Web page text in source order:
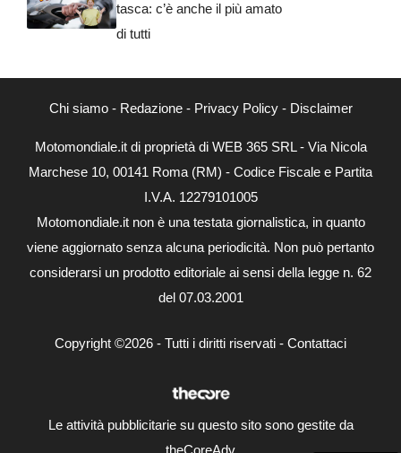
tasca: c’è anche il più amato
di tutti
Chi siamo- Redazione- Privacy Policy- Disclaimer
Motomondiale.it di proprietà di WEB 365 SRL - Via Nicola
Marchese 10, 00141 Roma (RM) - Codice Fiscale e Partita
I.V.A. 12279101005
Motomondiale.it non è una testata giornalistica, in quanto
viene aggiornato senza alcuna periodicità. Non può pertanto
considerarsi un prodotto editoriale ai sensi della legge n. 62
del 07.03.2001
Copyright ©2026 - Tutti i diritti riservati - Contattaci
Le attività pubblicitarie su questo sito sono gestite da
theCoreAdv